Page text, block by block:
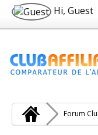
Hi, Guest
Forum